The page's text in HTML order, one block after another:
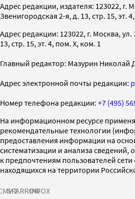
Адрес редакции, издателя: 123022, г.
Звенигородская 2-я, д. 13, стр. 15, эт.
Адрес редакции: 123022, г. Москва,
13, стр. 15, эт. 4, пом. X, ком. 1
Главный редактор: Мазурин Николай
Адрес электронной почты редакции:
Номер телефона редакции: +7 (495)
На информационном ресурсе
рекомендательные технологии
предоставления информации на
систематизации и анализа сведений,
к предпочтениям пользователей сети
находящихся на территории
SPARROWINFOX